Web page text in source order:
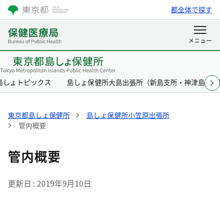
都全体で探す
しょトピックス 島しょ保健所大島出張所（新島支所・神津島支
東京都島しょ保健所
島しょ保健所小笠原出張所
管内概要
管内概要
更新日 2019年9月10日